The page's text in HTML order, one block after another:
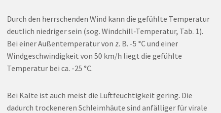
Durch den herrschenden Wind kann die gefühlte Temperatur
deutlich niedriger sein (sog. Windchill-Temperatur, Tab. 1).
Bei einer Außentemperatur von z. B. -5 °C und einer
Windgeschwindigkeit von 50 km/h liegt die gefühlte
Temperatur bei ca. -25 °C.
Bei Kälte ist auch meist die Luftfeuchtigkeit gering. Die
dadurch trockeneren Schleimhäute sind anfälliger für virale